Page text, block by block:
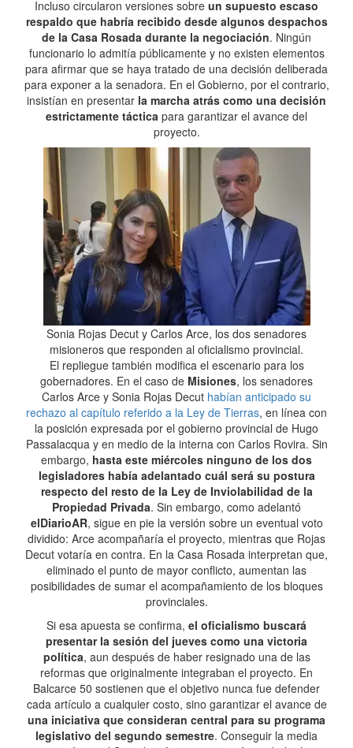
Incluso circularon versiones sobre un supuesto escaso
respaldo que habría recibido desde algunos despachos
de la Casa Rosada durante la negociación. Ningún
funcionario lo admitía públicamente y no existen elementos
para afirmar que se haya tratado de una decisión deliberada
para exponer a la senadora. En el Gobierno, por el contrario,
insistían en presentar la marcha atrás como una decisión
estrictamente táctica para garantizar el avance del
proyecto.
Sonia Rojas Decut y Carlos Arce, los dos senadores
misioneros que responden al oficialismo provincial.
El repliegue también modifica el escenario para los
gobernadores. En el caso de Misiones, los senadores
Carlos Arce y Sonia Rojas Decut habían anticipado su
rechazo al capítulo referido a la Ley de Tierras, en línea con
la posición expresada por el gobierno provincial de Hugo
Passalacqua y en medio de la interna con Carlos Rovira. Sin
embargo, hasta este miércoles ninguno de los dos
legisladores había adelantado cuál será su postura
respecto del resto de la Ley de Inviolabilidad de la
Propiedad Privada. Sin embargo, como adelantó
elDiarioAR, sigue en pie la versión sobre un eventual voto
dividido: Arce acompañaría el proyecto, mientras que Rojas
Decut votaría en contra. En la Casa Rosada interpretan que,
eliminado el punto de mayor conflicto, aumentan las
posibilidades de sumar el acompañamiento de los bloques
provinciales.
Si esa apuesta se confirma, el oficialismo buscará
presentar la sesión del jueves como una victoria
política, aun después de haber resignado una de las
reformas que originalmente integraban el proyecto. En
Balcarce 50 sostienen que el objetivo nunca fue defender
cada artículo a cualquier costo, sino garantizar el avance de
una iniciativa que consideran central para su programa
legislativo del segundo semestre. Conseguir la media